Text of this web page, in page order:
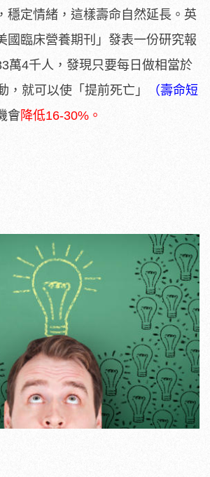
穩定情緒，這樣壽命自然延長。英
國臨床營養期刊」發表一份研究報
萬4千人，發現只要每日做相當於
，就可以使「提前死亡」
（壽命短
會降低16-30%。